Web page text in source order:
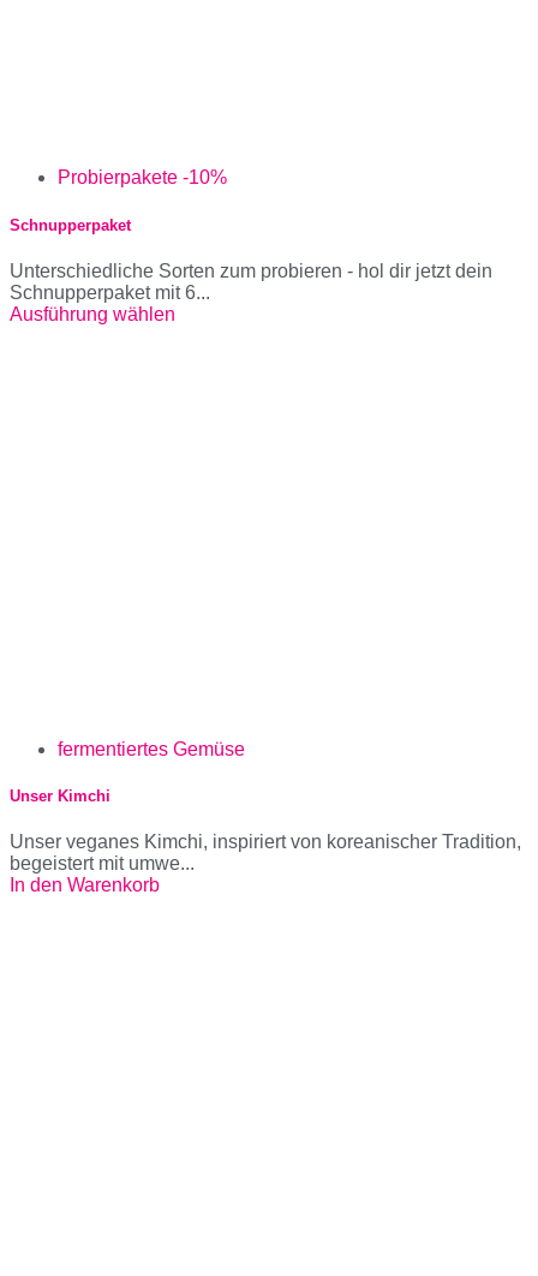
Probierpakete -10%
Schnupperpaket
Unterschiedliche Sorten zum probieren - hol dir jetzt dein
Schnupperpaket mit 6...
Ausführung wählen
fermentiertes Gemüse
Unser Kimchi
Unser veganes Kimchi, inspiriert von koreanischer Tradition,
begeistert mit umwe...
In den Warenkorb